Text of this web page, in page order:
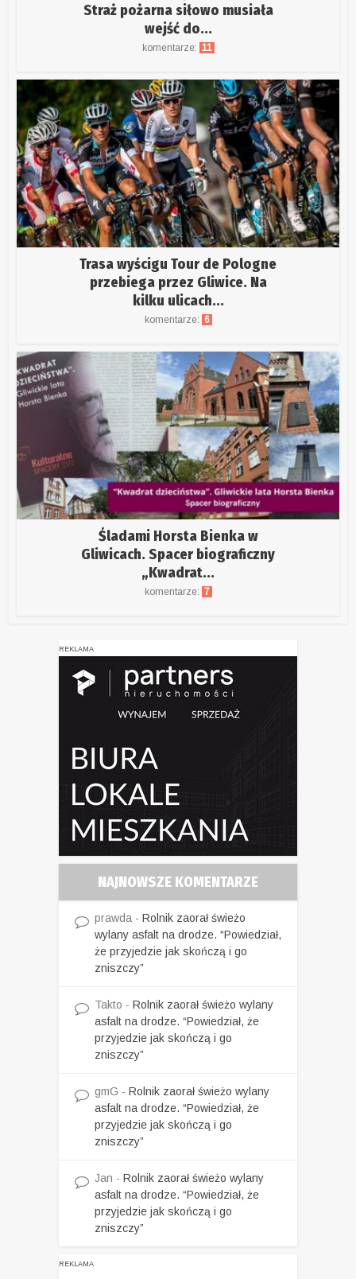
Straż pożarna siłowo musiała
wejść do...
komentarze: 11
Trasa wyścigu Tour de Pologne
przebiega przez Gliwice. Na
kilku ulicach...
komentarze: 6
Śladami Horsta Bienka w
Gliwicach. Spacer biograficzny
„Kwadrat...
komentarze: 7
REKLAMA
NAJNOWSZE KOMENTARZE
prawda - Rolnik zaorał świeżo
wylany asfalt na drodze. “Powiedział,
że przyjedzie jak skończą i go
zniszczy”
Takto - Rolnik zaorał świeżo wylany
asfalt na drodze. “Powiedział, że
przyjedzie jak skończą i go
zniszczy”
gmG - Rolnik zaorał świeżo wylany
asfalt na drodze. “Powiedział, że
przyjedzie jak skończą i go
zniszczy”
Jan - Rolnik zaorał świeżo wylany
asfalt na drodze. “Powiedział, że
przyjedzie jak skończą i go
zniszczy”
REKLAMA